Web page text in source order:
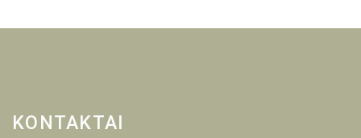
KONTAKTAI